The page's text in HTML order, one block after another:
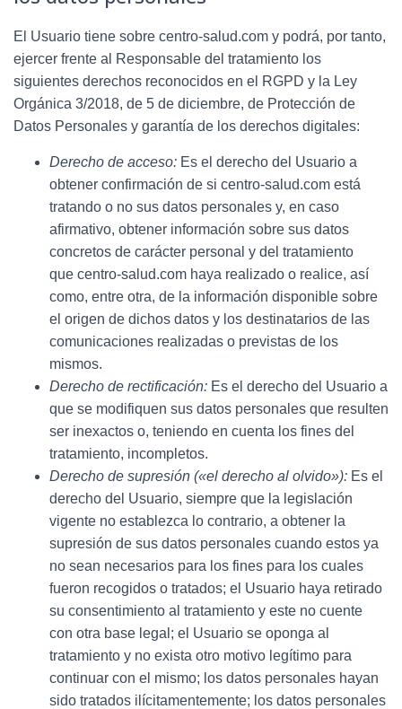
El Usuario tiene sobre centro-salud.com y podrá, por tanto,
ejercer frente al Responsable del tratamiento los
siguientes derechos reconocidos en el RGPD y la Ley
Orgánica 3/2018, de 5 de diciembre, de Protección de
Datos Personales y garantía de los derechos digitales:
Derecho de acceso: Es el derecho del Usuario a
obtener confirmación de si centro-salud.com está
tratando o no sus datos personales y, en caso
afirmativo, obtener información sobre sus datos
concretos de carácter personal y del tratamiento
que centro-salud.com haya realizado o realice, así
como, entre otra, de la información disponible sobre
el origen de dichos datos y los destinatarios de las
comunicaciones realizadas o previstas de los
mismos.
Derecho de rectificación: Es el derecho del Usuario a
que se modifiquen sus datos personales que resulten
ser inexactos o, teniendo en cuenta los fines del
tratamiento, incompletos.
Derecho de supresión («el derecho al olvido»): Es el
derecho del Usuario, siempre que la legislación
vigente no establezca lo contrario, a obtener la
supresión de sus datos personales cuando estos ya
no sean necesarios para los fines para los cuales
fueron recogidos o tratados; el Usuario haya retirado
su consentimiento al tratamiento y este no cuente
con otra base legal; el Usuario se oponga al
tratamiento y no exista otro motivo legítimo para
continuar con el mismo; los datos personales hayan
sido tratados ilícitamentemente; los datos personales